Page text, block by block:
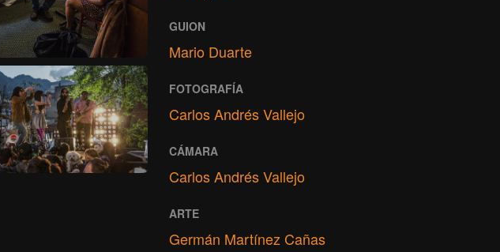
GUION
Mario Duarte
FOTOGRAFÍA
Carlos Andrés Vallejo
CÁMARA
Carlos Andrés Vallejo
ARTE
Germán Martínez Cañas